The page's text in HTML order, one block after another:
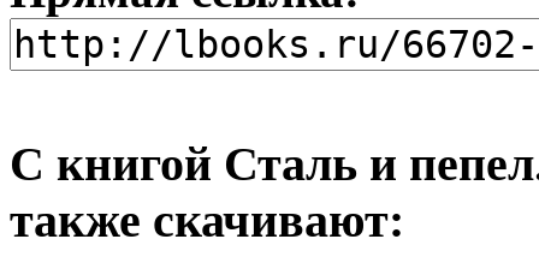
С книгой Сталь и
также скачивают: